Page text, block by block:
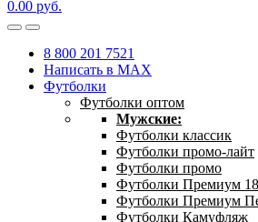
0.00 руб.
8 800 201 7521
Написать в MAX
Футболки
Футболки оптом
Мужские:
Футболки классик
Футболки промо-лайт
Футболки промо
Футболки Премиум
Футболки Премиум
Футболки Камуфляж